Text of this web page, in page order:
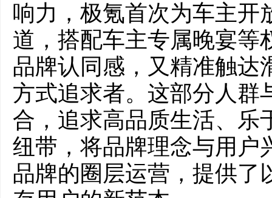
响力，极氪首次为车主开
道，搭配车主专属晚宴等
品牌认同感，又精准触达
方式追求者。这部分人群
合，追求高品质生活、乐
纽带，将品牌理念与用户
品牌的圈层运营，提供了